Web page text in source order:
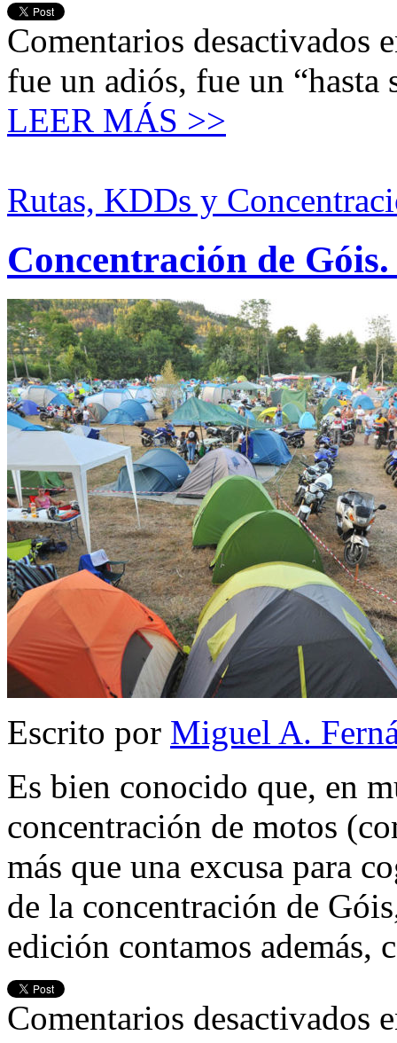
Comentarios desactivados
fue un adiós, fue un “hasta
LEER MÁS >>
Rutas, KDDs y
Concentración de Góis.
Escrito por Miguel A.
Es bien conocido que, en
concentración de motos
más que una excusa para
de la concentración de
edición contamos
Comentarios desactivados